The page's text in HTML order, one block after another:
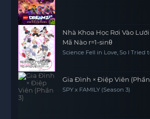
Nhà Khoa Học Rơi Vào
Mã Nào r=1-sinθ
Science Fell in Love, So I Tried
Gia Đình × Điệp Viên (Phần
SPY x FAMILY (Season 3)